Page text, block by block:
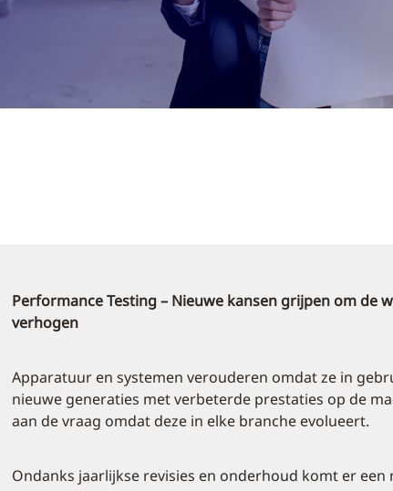
Performance Testing – Nieuwe kansen grijpen om de
verhogen
Apparatuur en systemen verouderen omdat ze in
nieuwe generaties met verbeterde prestaties op de
aan de vraag omdat deze in elke branche evolueert.
Ondanks jaarlijkse revisies en onderhoud komt er